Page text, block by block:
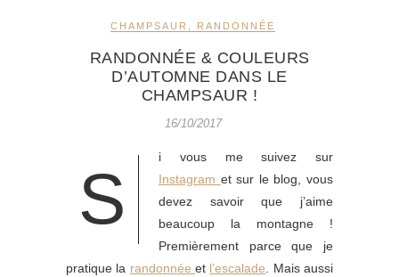
CHAMPSAUR RANDONNÉE
RANDONNÉE & COULEURS
D’AUTOMNE DANS LE
CHAMPSAUR !
16/10/2017
S
i vous me suivez sur
Instagram et sur le blog, vous
devez savoir que j’aime
beaucoup la montagne !
Premièrement parce que je
pratique la randonnéeet l’escalade. Mais aussi